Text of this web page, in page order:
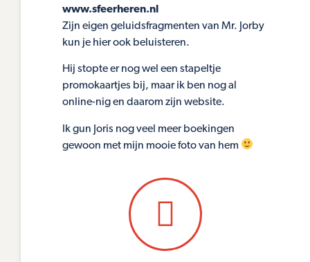
www.sfeerheren.nl
Zijn eigen geluidsfragmenten van Mr. Jorby
kun je hier ook beluisteren.
Hij stopte er nog wel een stapeltje
promokaartjes bij, maar ik ben nog al
online-nig en daarom zijn website.
Ik gun Joris nog veel meer boekingen
gewoon met mijn mooie foto van hem